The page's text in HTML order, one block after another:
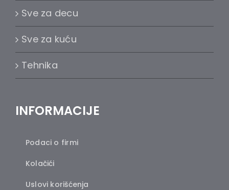
Sve za decu
Sve za kuću
Tehnika
INFORMACIJE
Podaci o firmi
Kolačići
Uslovi korišćenja